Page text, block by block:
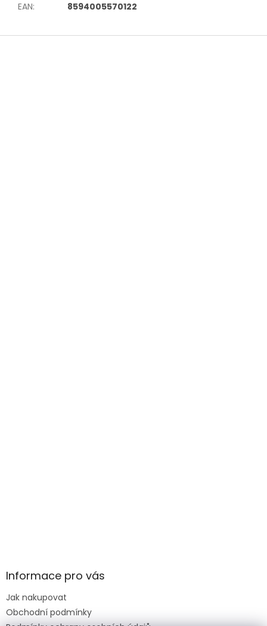
EAN: 8594005570122
Z
Informace pro vás
Jak nakupovat
Obchodní podmínky